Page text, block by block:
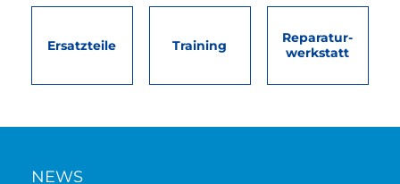
Ersatzteile Training
Reparatur­
werkstatt
NEWS